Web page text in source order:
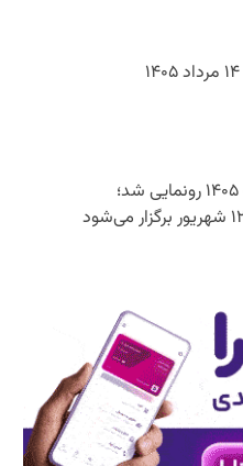
پوستر الکامپ ۱۴۰۵ رونمایی شد؛